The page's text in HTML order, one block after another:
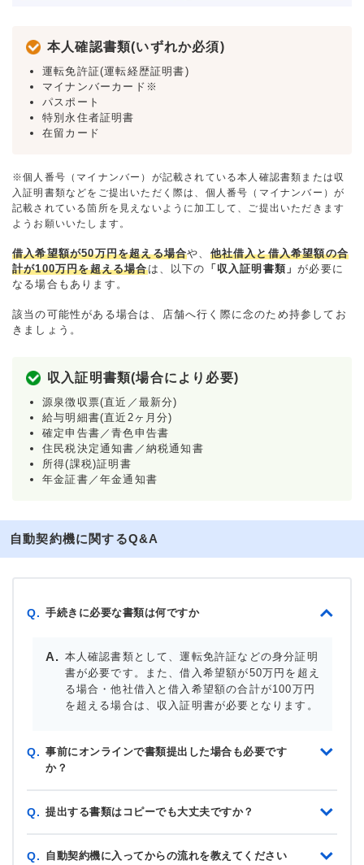
本人確認書類(いずれか必須)
運転免許証(運転経歴証明書)
マイナンバーカード※
パスポート
特別永住者証明書
在留カード
※個人番号（マイナンバー）が記載されている本人確認書類または収
入証明書類などをご提出いただく際は、個人番号（マイナンバー）が
記載されている箇所を見えないように加工して、ご提出いただきます
ようお願いいたします。
借入希望額が50万円を超える場合や、 他社借入と借入希望額の合
計が100万円を超える場合は、以下の 「収入証明書類」が必要に
なる場合もあります。
該当の可能性がある場合は、店舗へ行く際に念のため持参してお
きましょう。
収入証明書類(場合により必要)
源泉徴収票(直近／最新分)
給与明細書(直近2ヶ月分)
確定申告書／青色申告書
住民税決定通知書／納税通知書
所得(課税)証明書
年金証書／年金通知書
自動契約機に関するQ&A
Q. 手続きに必要な書類は何ですか
本人確認書類として、運転免許証などの身分証明
書が必要です。また、借入希望額が50万円を超え
る場合・他社借入と借入希望額の合計が100万円
を超える場合は、収入証明書が必要となります。
Q. 事前にオンラインで書類提出した場合も必要です
か？
Q. 提出する書類はコピーでも大丈夫ですか？
Q. 自動契約機に入ってからの流れを教えてください